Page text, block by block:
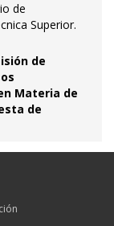
de
Superior.
de
Materia de
de